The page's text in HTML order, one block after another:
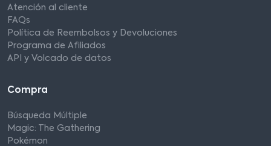
Atención al cliente
FAQs
Política de Reembolsos y Devoluciones
Programa de Afiliados
API y Volcado de datos
Compra
Búsqueda Múltiple
Magic: The Gathering
Pokémon